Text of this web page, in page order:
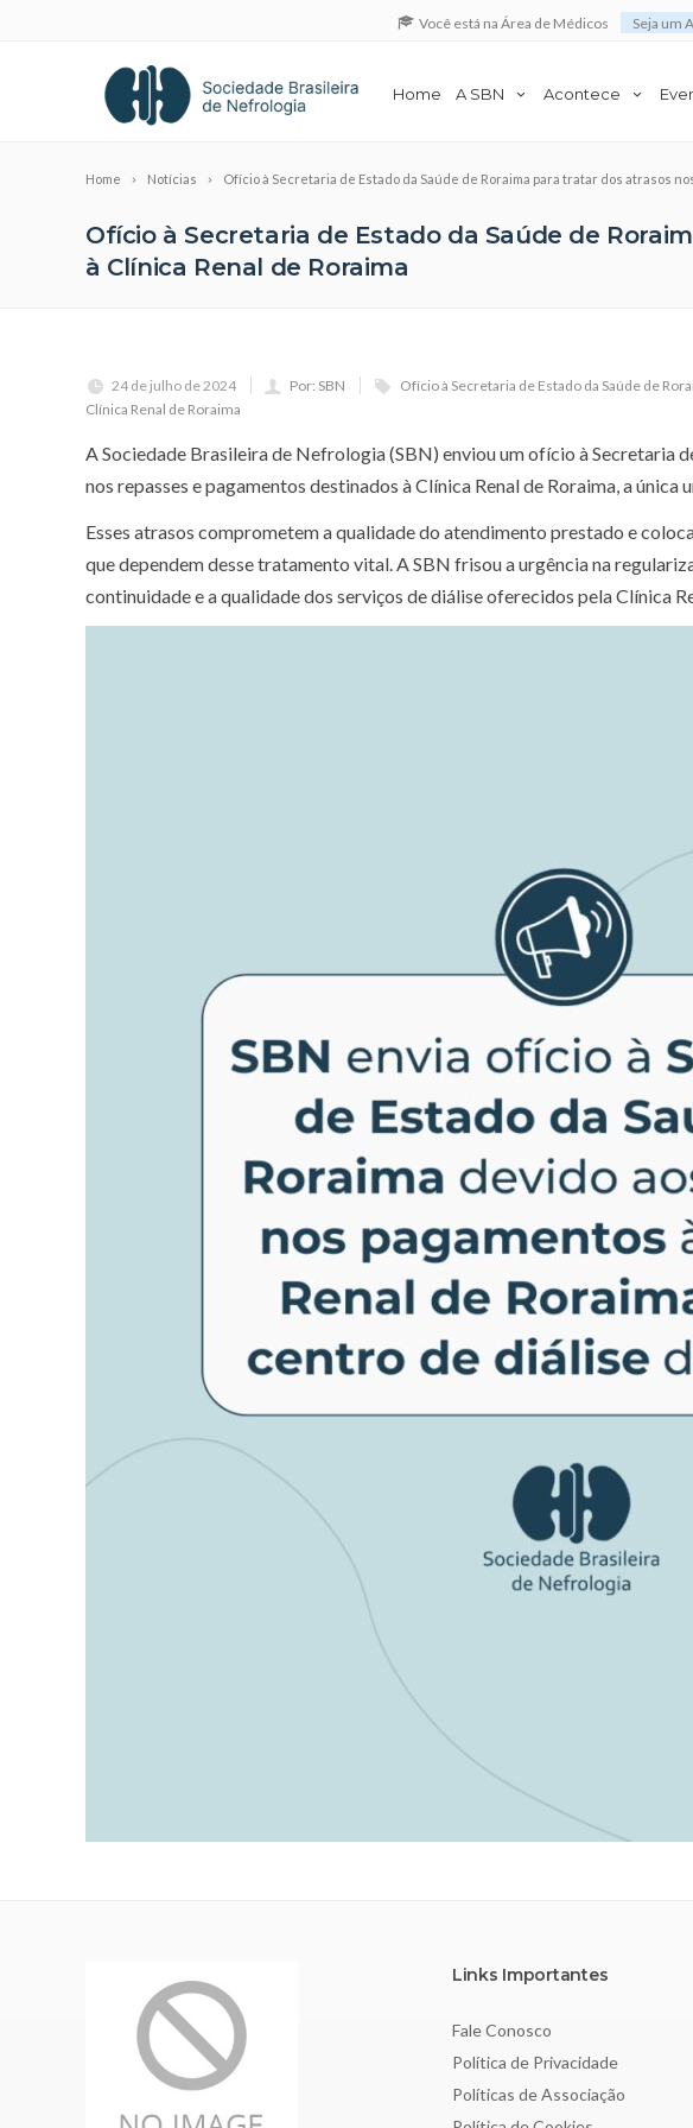
Você está na Área de Médicos Seja um
Home A SBN Acontece
Home Notícias Ofício à Secretaria de Estado da Saúde de Roraima para tratar dos atrasos
Ofício à Secretaria de Estado da Saúde de
à Clínica Renal de Roraima
24 de julho de 2024 Por: SBN
Ofício à Secretaria de Estado da Saúde de
Clínica Renal de Roraima
A Sociedade Brasileira de Nefrologia (SBN) enviou um ofício à Secretaria
nos repasses e pagamentos destinados à Clínica Renal de Roraima, a única
Esses atrasos comprometem a qualidade do atendimento prestado e
que dependem desse tratamento vital. A SBN frisou a urgência na
continuidade e a qualidade dos serviços de diálise oferecidos pela Clínica
Links Importantes
Fale Conosco
Política de Privacidade
Políticas de Associação